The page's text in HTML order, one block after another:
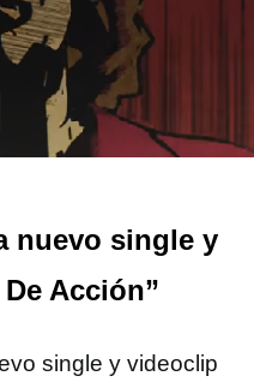
nuevo single y
Acción”
single y videoclip